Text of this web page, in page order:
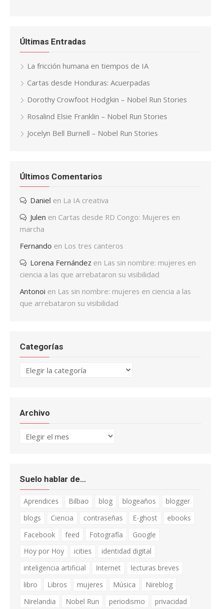
Últimas Entradas
La fricción humana en tiempos de IA
Cartas desde Honduras: Acuerpadas
Dorothy Crowfoot Hodgkin – Nobel Run Stories
Rosalind Elsie Franklin – Nobel Run Stories
Jocelyn Bell Burnell – Nobel Run Stories
Últimos Comentarios
Daniel en La IA creativa
Julen en Cartas desde RD Congo: Mujeres en
marcha
Fernando en Los tres canteros
Lorena Fernández en Las sin nombre: mujeres en
ciencia a las que arrebataron su visibilidad
Antonoi en Las sin nombre: mujeres en ciencia a las
que arrebataron su visibilidad
Categorías
Categorías
Archivo
Archivo
Suelo hablar de…
Aprendices Bilbao blog blogeaños
blogger
blogs
Ciencia contraseñas E-ghost
ebooks
Facebook
feed Fotografía
Google
Hoy por Hoy
icities
identidad digital
inteligencia artificial
Internet
lecturas breves
libro
Libros mujeres Música
Nireblog
Nirelandia
Nobel Run periodismo privacidad